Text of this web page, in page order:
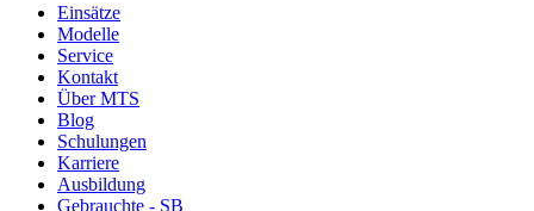
Einsätze
Modelle
Service
Kontakt
Über MTS
Blog
Schulungen
Karriere
Ausbildung
Gebrauchte - SB